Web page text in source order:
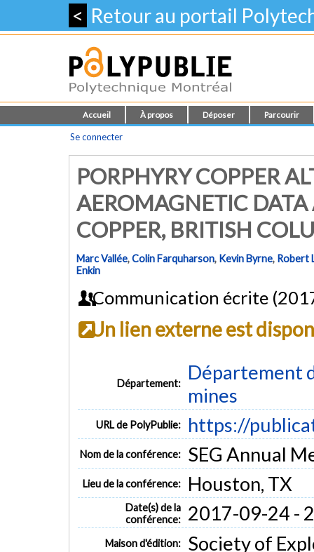
< Retour au portail
Accueil À propos Déposer Parcourir
Se connecter
PORPHYRY COPPER
AEROMAGNETIC
COPPER, BRITISH
Marc Vallée,Colin Farquharson, Kevin Byrne, Robert
Enkin
Communication écrite
Un lien externe est
Département:
Département
mines
URL de PolyPublie: https://
Nom de la conférence: SEG Annual
Lieu de la conférence: Houston, TX
Date(s) de la
conférence:
2017-09-24 -
Maison d'édition: Society of